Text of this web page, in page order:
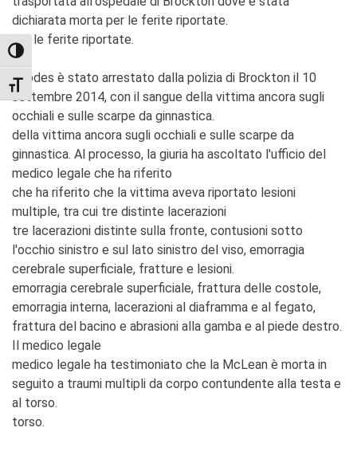
TOGGLE HIGH CONTRAST
TOGGLE FONT SIZE
dichiarata morta per le ferite riportate.
per le ferite riportate.
Rhodes è stato arrestato dalla polizia di Brockton il 10
settembre 2014, con il sangue della vittima ancora sugli
occhiali e sulle scarpe da ginnastica.
della vittima ancora sugli occhiali e sulle scarpe da
ginnastica. Al processo, la giuria ha ascoltato l'ufficio del
medico legale che ha riferito
che ha riferito che la vittima aveva riportato lesioni
multiple, tra cui tre distinte lacerazioni
tre lacerazioni distinte sulla fronte, contusioni sotto
l'occhio sinistro e sul lato sinistro del viso, emorragia
cerebrale superficiale, fratture e lesioni.
emorragia cerebrale superficiale, frattura delle costole,
emorragia interna, lacerazioni al diaframma e al fegato,
frattura del bacino e abrasioni alla gamba e al piede destro.
Il medico legale
medico legale ha testimoniato che la McLean è morta in
seguito a traumi multipli da corpo contundente alla testa e
al torso.
torso.